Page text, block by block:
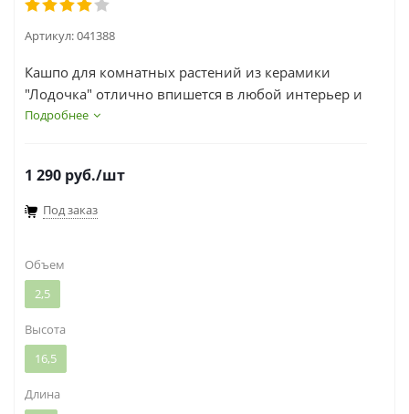
Артикул:041388
Кашпо для комнатных растений из керамики
"Лодочка" отлично впишется в любой интерьер и
придаст ему немного шарма и изыска.
Подробнее
1 290 руб./шт
Под заказ
Объем
2,5
Высота
16,5
Длина